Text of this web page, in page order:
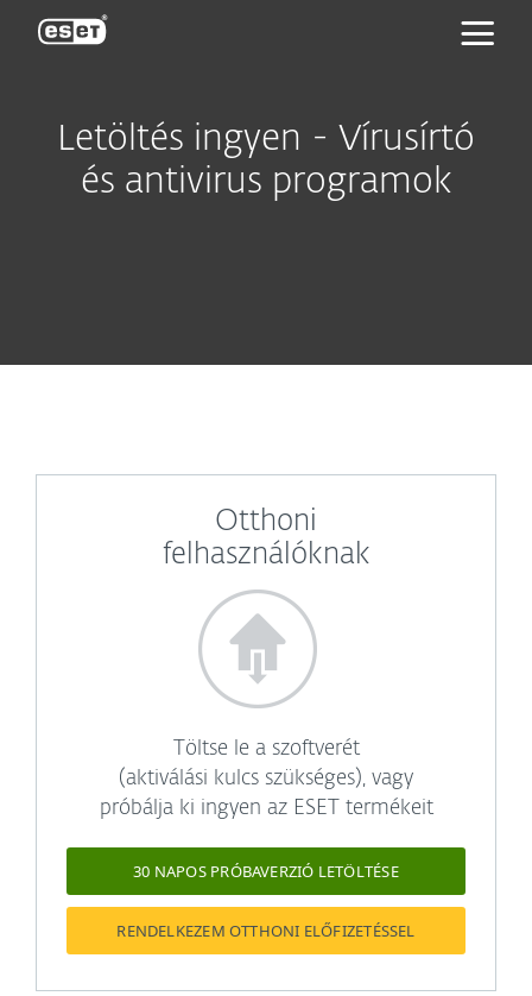
Letöltés ingyen - Vírusírtó
és antivirus programok
Otthoni
felhasználóknak
Töltse le a szoftverét
(aktiválási kulcs szükséges), vagy
próbálja ki ingyen az ESET termékeit
30 NAPOS PRÓBAVERZIÓ LETÖLTÉSE
RENDELKEZEM OTTHONI ELŐFIZETÉSSEL
ESET